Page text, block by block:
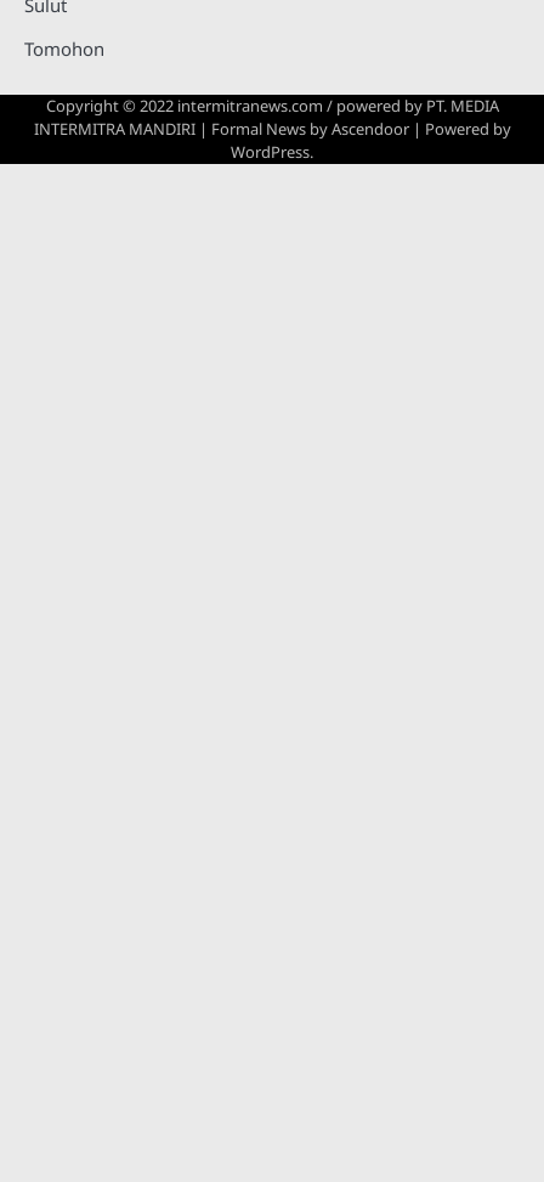
Tomohon
Copyright © 2022 intermitranews.com / powered by PT. MEDIA
INTERMITRA MANDIRI| Formal News byAscendoor| Powered by
WordPress.